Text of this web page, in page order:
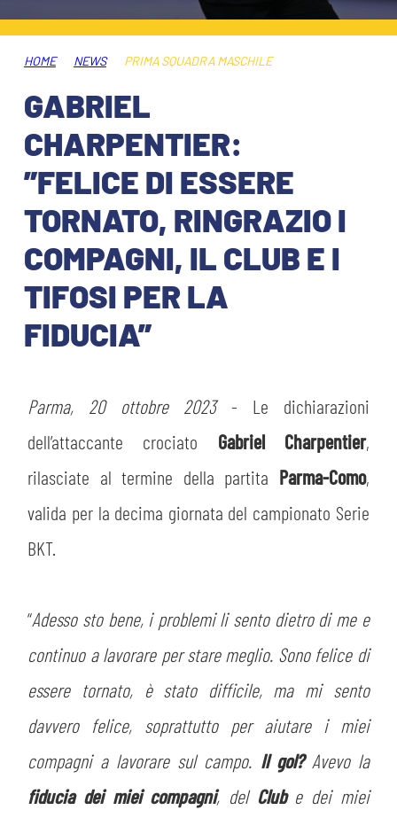
INFO BIGLIETTI
MUSEUM CLUB EXPERIENCE
TARDINI CARD
INFORMAZIONI ACCREDITI
TRASFERTE
TICKET GIFT CARD
SHOP
HOSPITALITY
HOSPITALITY
MUSEUM CLUB EXPERIENCE
ESPORTS
IL CLUB
ORGANIGRAMMA
STORIA
STORE
MUSEO
SLO
INFORMATIVA FINANZIARIA
FLASH NEWS
STADIO TARDINI
PLAY GREEN
ACADEMY
PARTNER
MEDIA
HOME NEWS PRIMA SQUADRA MASCHILE
GABRIEL
CHARPENTIER:
”FELICE DI ESSERE
TORNATO, RINGRAZIO I
COMPAGNI, IL CLUB E I
TIFOSI PER LA
FIDUCIA”
Parma, 20 ottobre 2023 - Le dichiarazioni
dell’attaccante crociato Gabriel Charpentier,
rilasciate al termine della partita Parma-Como,
valida per la decima giornata del campionato Serie
BKT.
“Adesso sto bene, i problemi li sento dietro di me e
continuo a lavorare per stare meglio. Sono felice di
essere tornato, è stato difficile, ma mi sento
davvero felice, soprattutto per aiutare i miei
compagni a lavorare sul campo. Il gol?Avevo la
fiducia dei miei compagni, del Club e dei miei